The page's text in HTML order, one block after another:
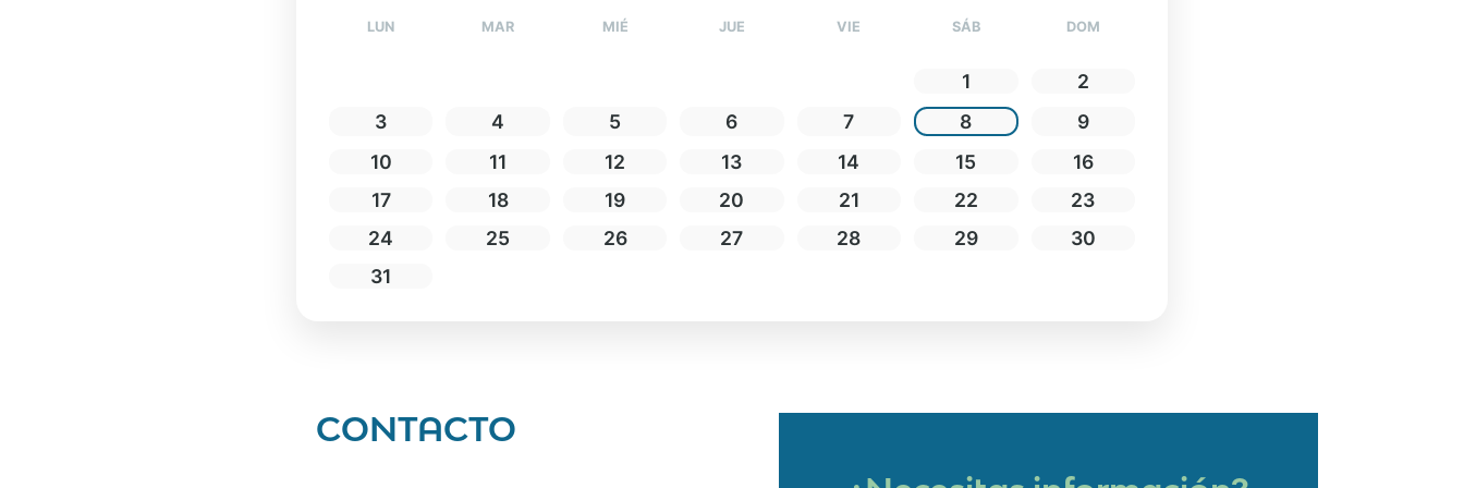
LUN MAR MIÉ JUE VIE SÁB DOM
1
2
3
4 5 6 7 8
9
10
11 12 13 14 15
16
17
18 19 20 21 22
23
24
25 26 27 28 29
30
31
CONTACTO